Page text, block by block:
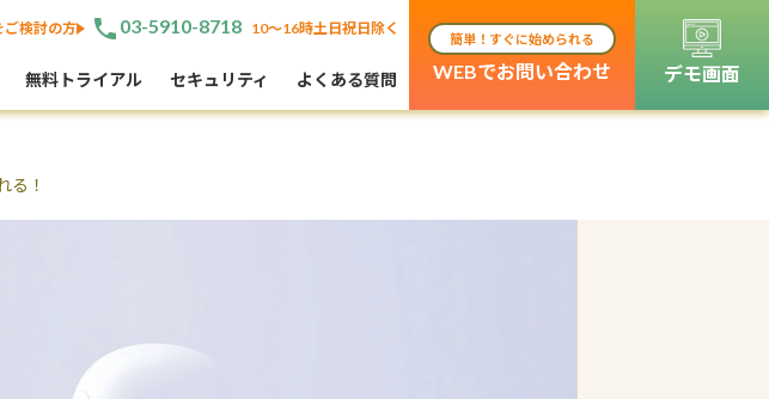
ご検討の方 phone 03-5910-8718 10〜16時土日祝日除く
無料トライアル セキュリティ よくある質問
簡単！すぐに始められる
WEBでお問い合わせ デモ画面
る！